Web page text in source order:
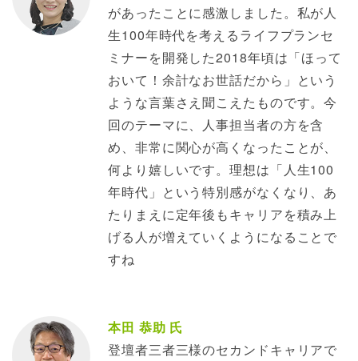
があったことに感激しました。私が人
生100年時代を考えるライフプランセ
ミナーを開発した2018年頃は「ほって
おいて！余計なお世話だから」という
ような言葉さえ聞こえたものです。今
回のテーマに、人事担当者の方を含
め、非常に関心が高くなったことが、
何より嬉しいです。理想は「人生100
年時代」という特別感がなくなり、あ
たりまえに定年後もキャリアを積み上
げる人が増えていくようになることで
すね
本田 恭助 氏
登壇者三者三様のセカンドキャリアで